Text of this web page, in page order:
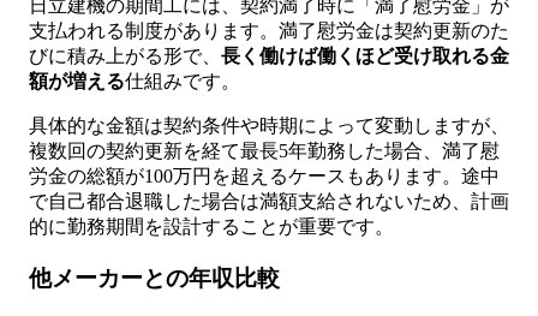
日立建機の期間工には、契約満了時に「満了慰労金」が
支払われる制度があります。満了慰労金は契約更新のた
びに積み上がる形で、 長く働けば働くほど受け取れる金
額が増える仕組みです。
具体的な金額は契約条件や時期によって変動しますが、
複数回の契約更新を経て最長5年勤務した場合、満了慰
労金の総額が100万円を超えるケースもあります。途中
で自己都合退職した場合は満額支給されないため、計画
的に勤務期間を設計することが重要です。
他メーカーとの年収比較